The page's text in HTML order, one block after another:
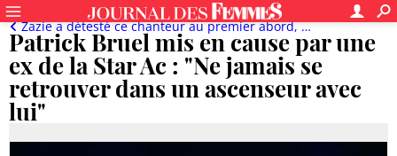
Patrick Bruel mis en cause par une
ex de la Star Ac : "Ne jamais se
retrouver dans un ascenseur avec
lui"
Zazie a détesté ce chanteur au premier abord, Patrick Bruel souvent "recadré" aux Enfoirés...